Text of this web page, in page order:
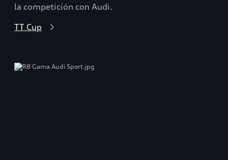
la competición con Audi.
TT Cup